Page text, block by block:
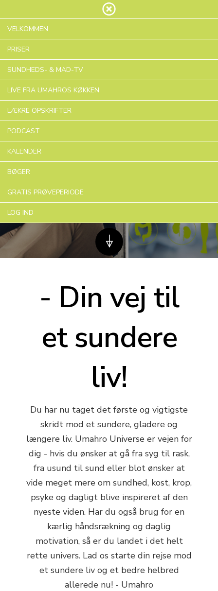
VELKOMMEN
PRISER
SUNDHEDS- & MAD-TV
LIVE FRA UMAHROS KØKKEN
LÆKRE OPSKRIFTER
PODCAST
KALENDER
BØGER
GRATIS PRØVEPERIODE
LOG IND
VELKOMMEN TIL
UMAHRO
UNIVERSE
FÅ ON DEMAND ADGANG TIL SUNDHEDS- &
- Din vej til
et sundere
liv!
Du har nu taget det første og vigtigste
skridt mod et sundere, gladere og
længere liv. Umahro Universe er vejen for
dig - hvis du ønsker at gå fra syg til rask,
fra usund til sund eller blot ønsker at
vide meget mere om sundhed, kost, krop,
psyke og dagligt blive inspireret af den
nyeste viden. Har du også brug for en
kærlig håndsrækning og daglig
motivation, så er du landet i det helt
rette univers. Lad os starte din rejse mod
et sundere liv og et bedre helbred
allerede nu! - Umahro